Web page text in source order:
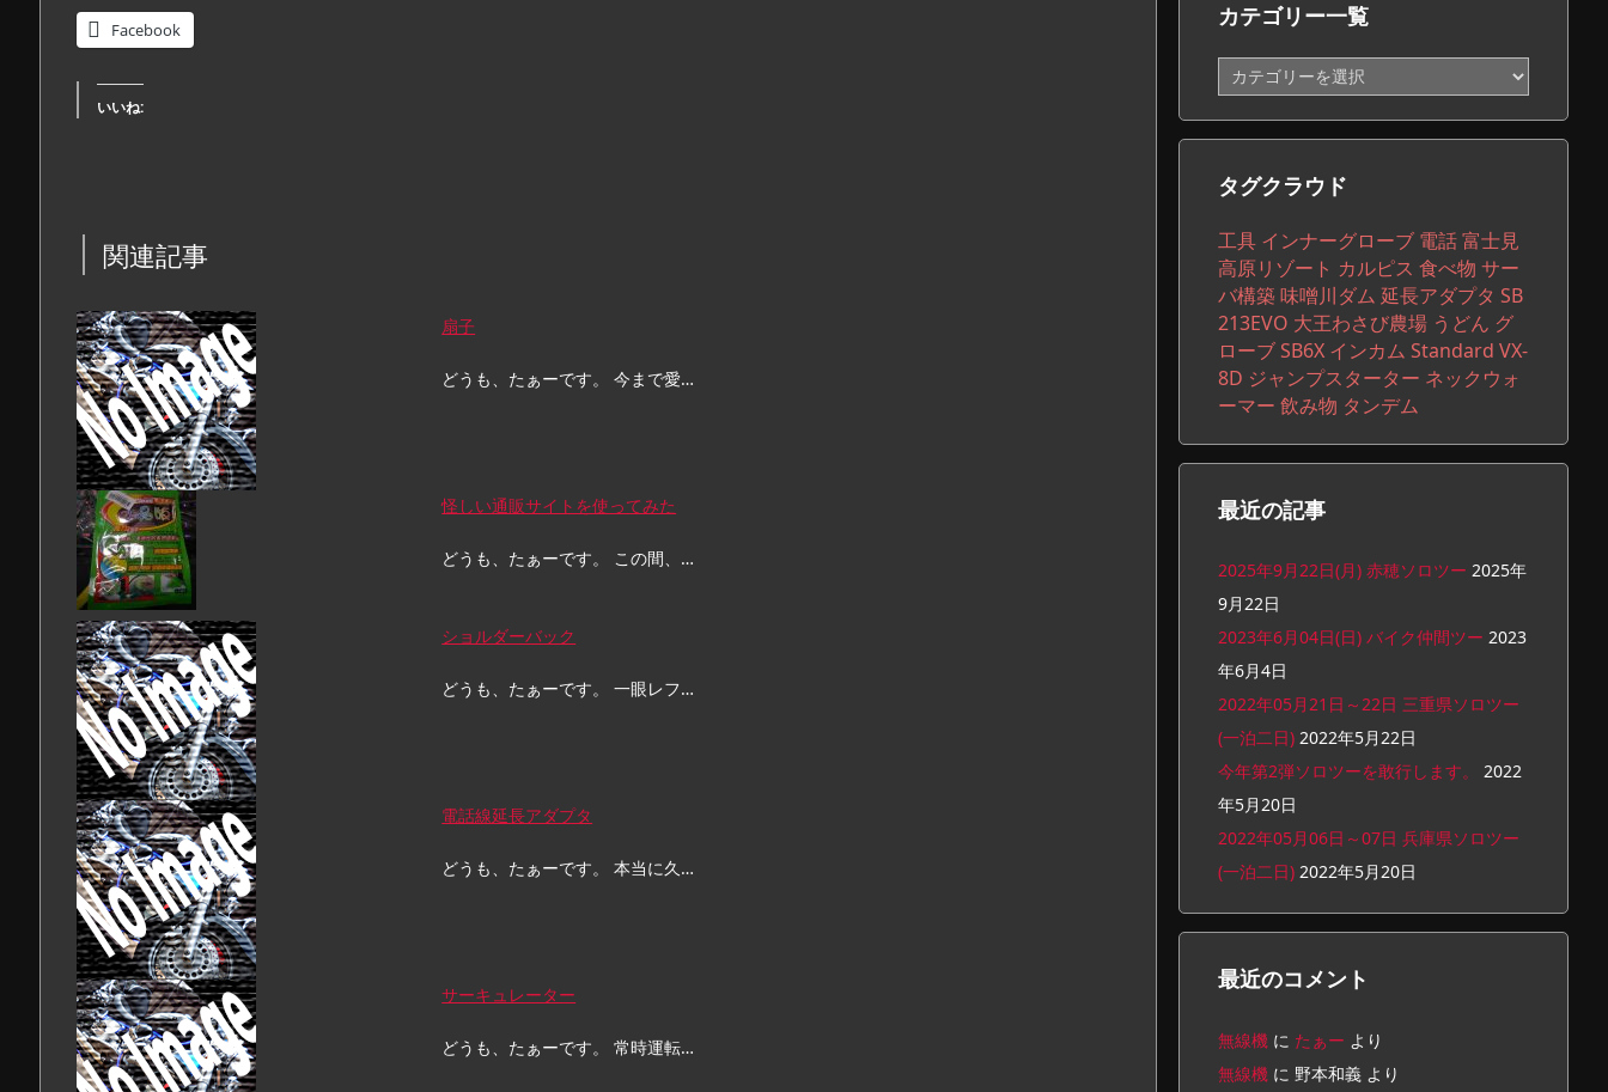
Facebook
いいね:
関連記事
扇子
どうも、たぁーです。 今まで愛…
怪しい通販サイトを使ってみた
どうも、たぁーです。 この間、…
ショルダーバック
どうも、たぁーです。 一眼レフ…
電話線延長アダプタ
どうも、たぁーです。 本当に久…
サーキュレーター
どうも、たぁーです。 常時運転…
カテゴリー一覧
カ
テ
ゴ
リ
一
タグクラウド
工具 インナーグローブ 電話富士見
高原リゾート カルピス 食べ物 サー
バ構築味噌川ダム 延長アダプタ SB
213EVO 大王わさび農場 うどん グ
ローブSB6X インカム Standard VX-
8D ジャンプスターター ネックウォ
ーマー 飲み物 タンデム
最近の記事
2025年9月22日(月) 赤穂ソロツー 2025年
9月22日
2023年6月04日(日) バイク仲間ツー 2023
年6月4日
2022年05月21日～22日 三重県ソロツー
(一泊二日) 2022年5月22日
今年第2弾ソロツーを敢行します。
2022
年5月20日
2022年05月06日～07日 兵庫県ソロツー
(一泊二日) 2022年5月20日
最近のコメント
無線機 に たぁー より
無線機 に 野本和義 より